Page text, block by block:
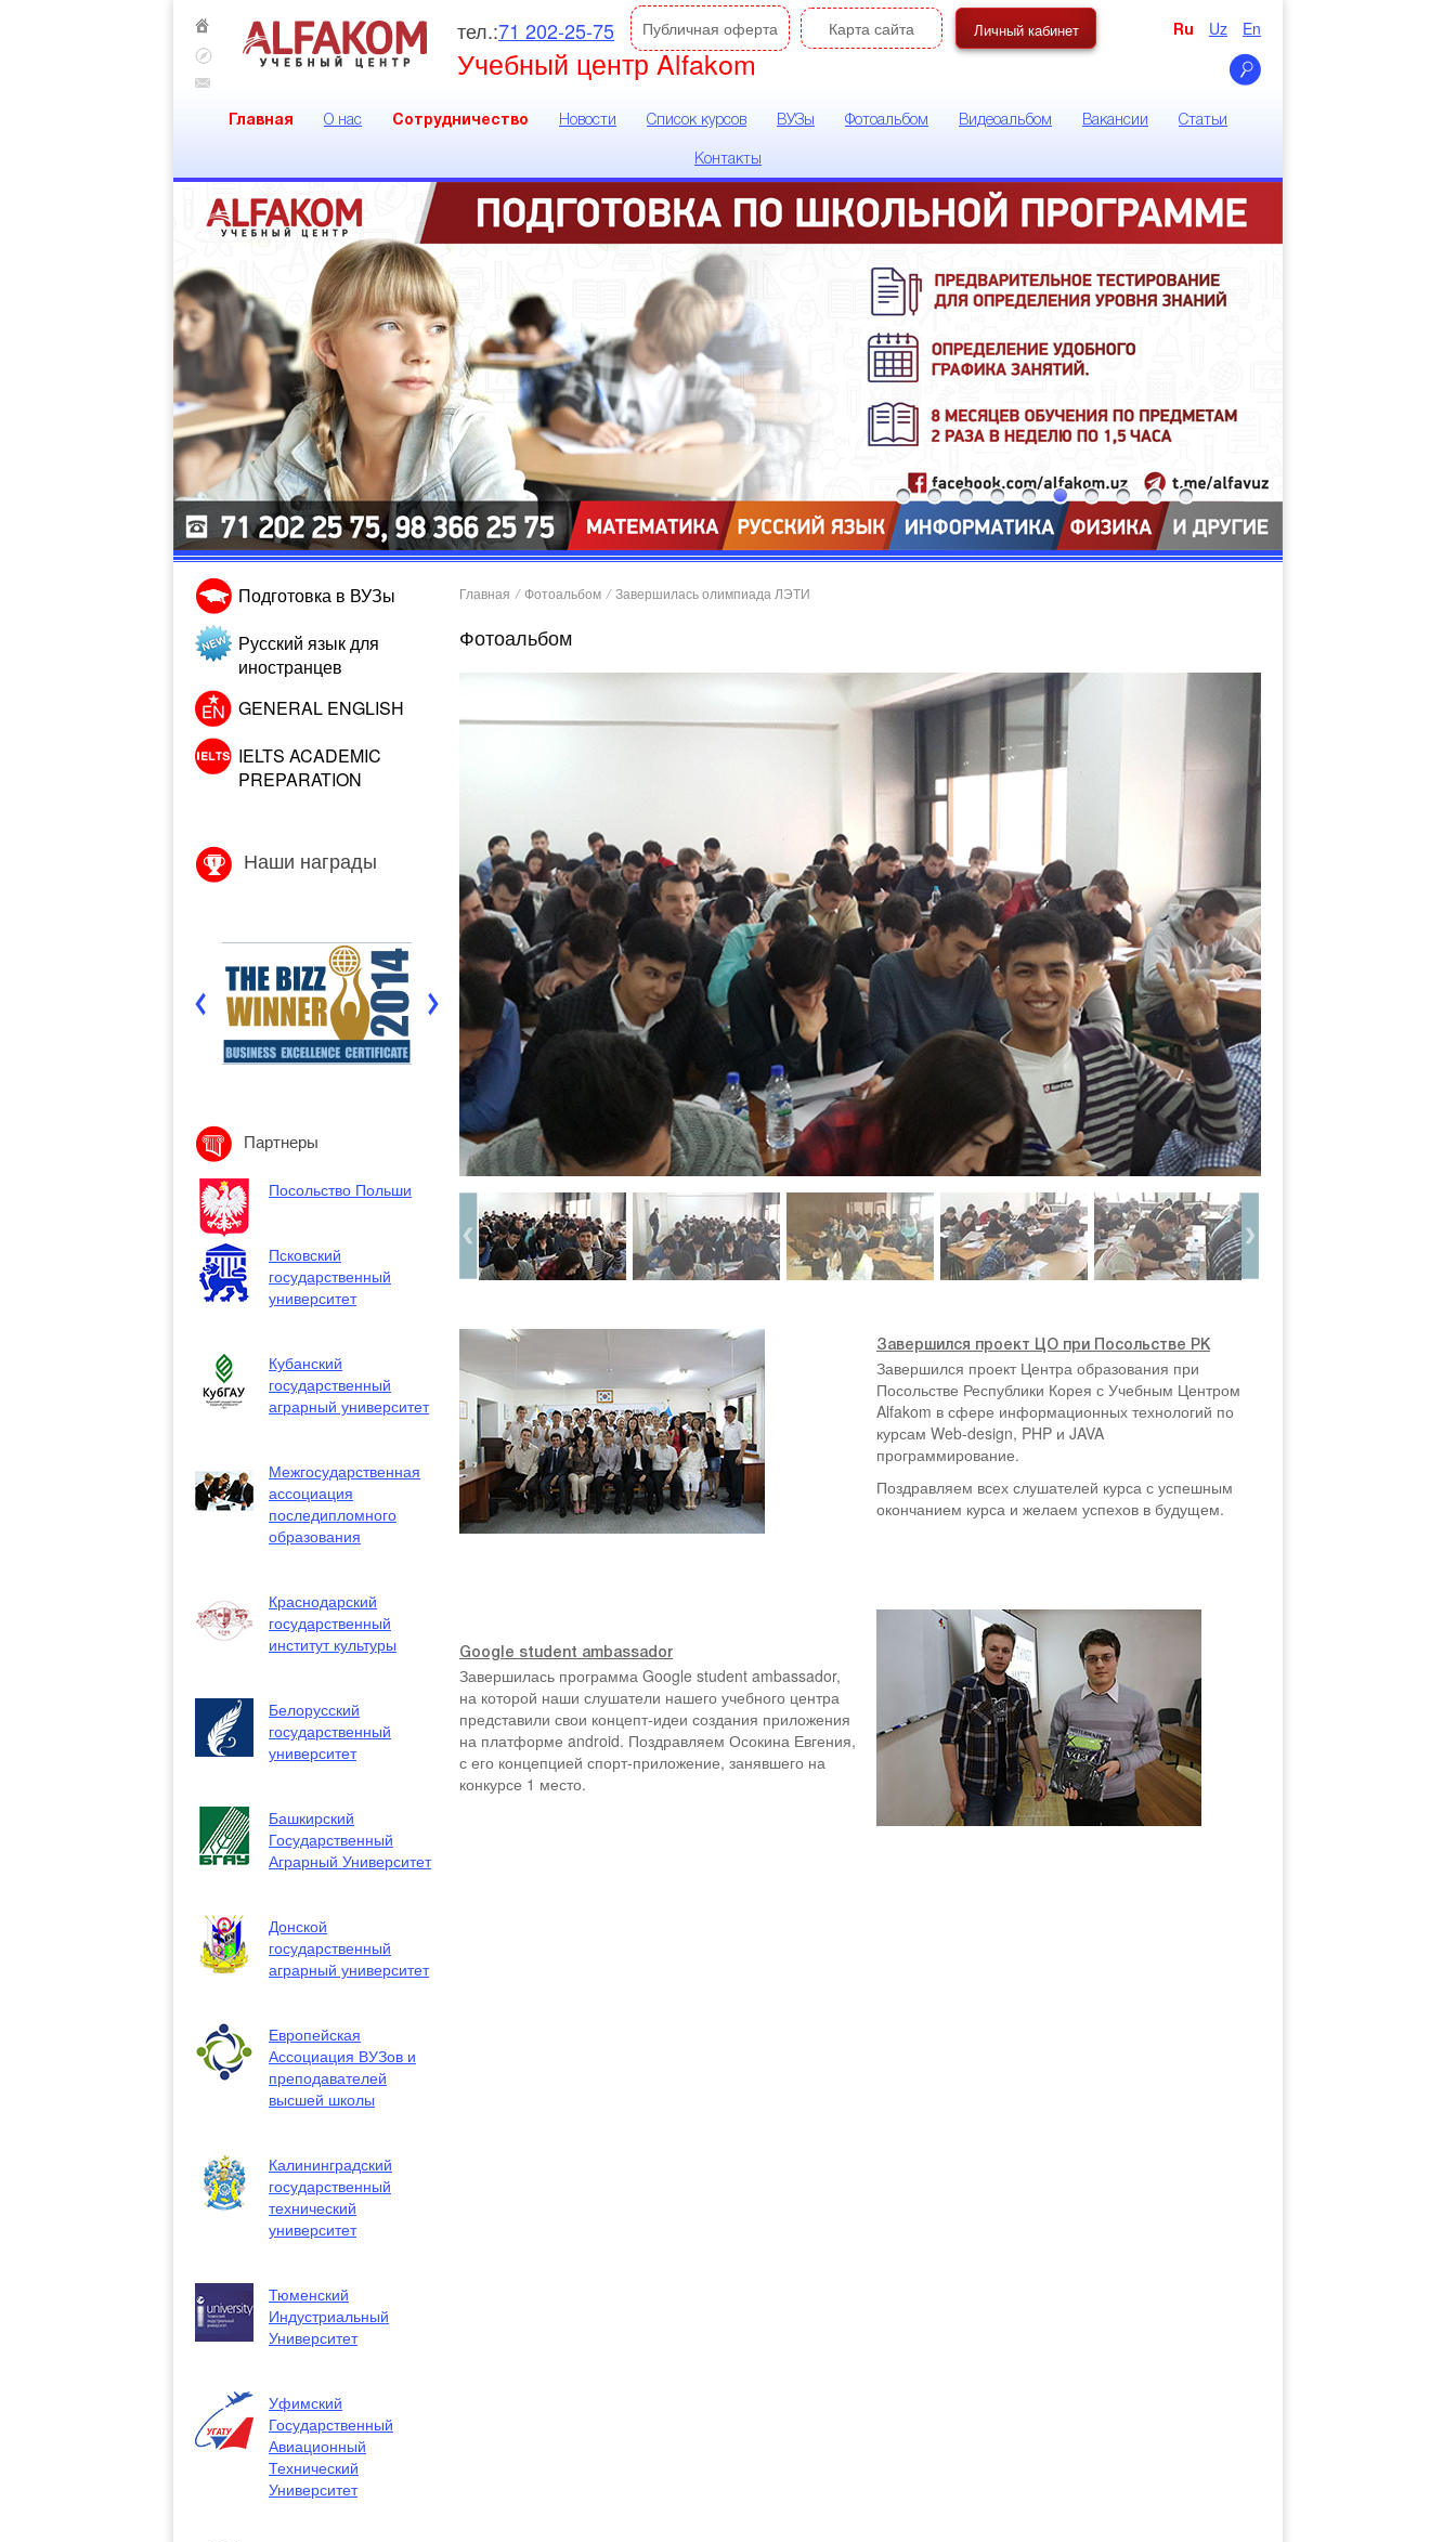
тел.:71 202-25-75 Публичная оферта
Учебный центр Alfakom
Карта сайта Личный кабинет Ru Uz En
Главная О нас Сотрудничество Новости Список курсов ВУЗы Фотоальбом Видеоальбом Вакансии Статьи
Контакты
Подготовка в ВУЗы
Русский язык для
иностранцев
GENERAL ENGLISH
IELTS ACADEMIC
PREPARATION
Наши награды
Партнеры
Посольство Польши
Псковский
государственный
университет
Кубанский
государственный
аграрный университет
Межгосударственная
ассоциация
последипломного
образования
Краснодарский
государственный
институт культуры
Белорусский
государственный
университет
Башкирский
Государственный
Аграрный Университет
Донской
государственный
аграрный университет
Европейская
Ассоциация ВУЗов и
преподавателей
высшей школы
Калининградский
государственный
технический
университет
Тюменский
Индустриальный
Университет
Уфимский
Государственный
Авиационный
Технический
Университет
Главная / Фотоальбом / Завершилась олимпиада ЛЭТИ
Фотоальбом
Завершился проект ЦО при Посольстве РК
Завершился проект Центра образования при
Посольстве Республики Корея с Учебным Центром
Alfakom в сфере информационных технологий по
курсам Web-design, PHP и JAVA
программирование.
Поздравляем всех слушателей курса с успешным
окончанием курса и желаем успехов в будущем.
Google student ambassador
Завершилась программа Google student ambassador,
на которой наши слушатели нашего учебного центра
представили свои концепт-идеи создания приложения
на платформе android. Поздравляем Осокина Евгения,
с его концепцией спорт-приложение, занявшего на
конкурсе 1 место.